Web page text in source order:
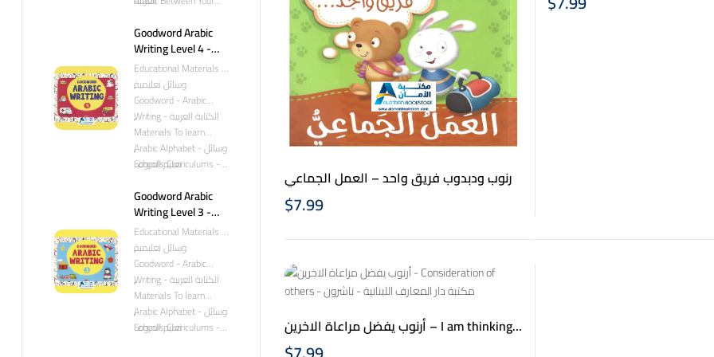
أرنوب ودبدوب فريق واحد – العمل الجماعي-
I am thinking – Team Work
$7.99
أرنوب يفضل مراعاة الاخرين – I am thinking
– Consideration for others
Goodword Arabic
Writing Level 4 -
جودوورد - الكتابة
العربية
Educational Materials -
وسائل تعليمية
,
Goodword - Arabic
Writing - الكتابة العربية
,
Materials To learn
Arabic Alphabet - وسائل
تعليم الحروف
,
Schools Curriculums -
العربية
Goodword Arabic
Writing Level 3 -
جودوورد - الكتابة
العربية
Educational Materials -
وسائل تعليمية
,
Goodword - Arabic
Writing - الكتابة العربية
,
Materials To learn
Arabic Alphabet - وسائل
تعليم الحروف
,
Schools Curriculums -